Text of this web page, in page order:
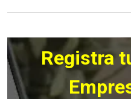
Registra